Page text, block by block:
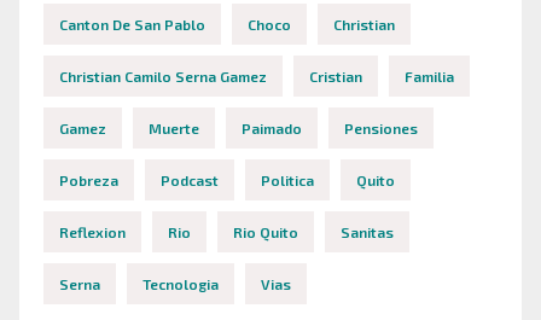
Canton De San Pablo Choco Christian
Christian Camilo Serna Gamez Cristian Familia
Gamez Muerte Paimado Pensiones
Pobreza Podcast Politica Quito
Reflexion Rio Rio Quito Sanitas
Serna Tecnologia Vias